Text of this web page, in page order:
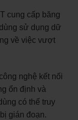
cung cấp băng
sử dụng dữ
về việc vượt
nghệ kết nối
ổn định và
có thể truy
gián đoạn.